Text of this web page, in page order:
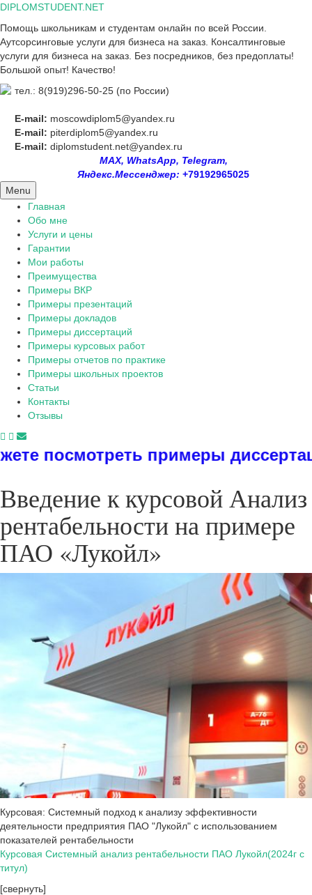
Skip
content
DIPLOMSTUDENT.NET
Помощь школьникам и студентам онлайн по всей России.
Аутсорсинговые услуги для бизнеса на заказ. Консалтинговые
услуги для бизнеса на заказ. Без посредников, без предоплаты!
Большой опыт! Качество!
тел.: 8(919)296-50-25 (по России)
E-mail: moscowdiplom5@yandex.ru
E-mail: piterdiplom5@yandex.ru
E-mail: diplomstudent.net@yandex.ru
MAX, WhatsApp, Telegram,
Яндекс.Мессенджер: +79192965025
Menu
Главная
Обо мне
Услуги и цены
Гарантии
Мои работы
Преимущества
Примеры ВКР
Примеры презентаций
Примеры докладов
Примеры диссертаций
Примеры курсовых работ
Примеры отчетов по практике
Примеры школьных проектов
Статьи
Контакты
Отзывы
примеры диссертаций,
Введение к курсовой Анализ
рентабельности на примере
ПАО «Лукойл»
Курсовая: Системный подход к анализу эффективности
деятельности предприятия ПАО "Лукойл" с использованием
показателей рентабельности
Курсовая Системный анализ рентабельности ПАО Лукойл(2024г c
титул)
[свернуть]